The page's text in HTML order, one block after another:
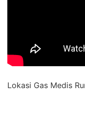
Lokasi Gas Medis